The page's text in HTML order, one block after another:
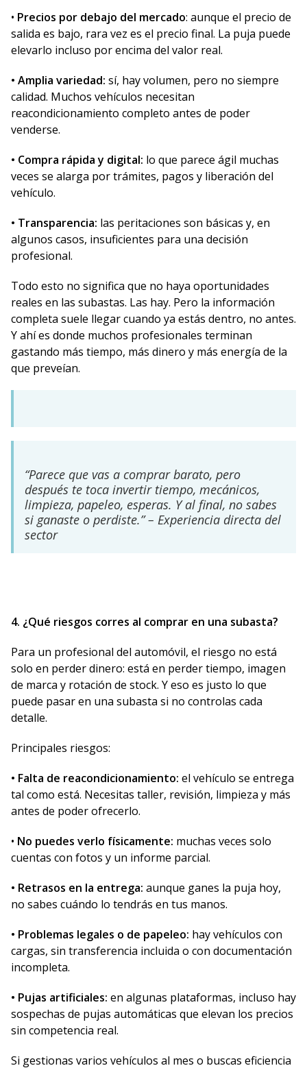
• Precios por debajo del mercado: aunque el precio de
salida es bajo, rara vez es el precio final. La puja puede
elevarlo incluso por encima del valor real.
• Amplia variedad: sí, hay volumen, pero no siempre
calidad. Muchos vehículos necesitan
reacondicionamiento completo antes de poder
venderse.
• Compra rápida y digital: lo que parece ágil muchas
veces se alarga por trámites, pagos y liberación del
vehículo.
• Transparencia: las peritaciones son básicas y, en
algunos casos, insuficientes para una decisión
profesional.
Todo esto no significa que no haya oportunidades
reales en las subastas. Las hay. Pero la información
completa suele llegar cuando ya estás dentro, no antes.
Y ahí es donde muchos profesionales terminan
gastando más tiempo, más dinero y más energía de la
que preveían.
“Parece que vas a comprar barato, pero
después te toca invertir tiempo, mecánicos,
limpieza, papeleo, esperas. Y al final, no sabes
si ganaste o perdiste.” – Experiencia directa del
sector
4. ¿Qué riesgos corres al comprar en una subasta?
Para un profesional del automóvil, el riesgo no está
solo en perder dinero: está en perder tiempo, imagen
de marca y rotación de stock. Y eso es justo lo que
puede pasar en una subasta si no controlas cada
detalle.
Principales riesgos:
• Falta de reacondicionamiento: el vehículo se entrega
tal como está. Necesitas taller, revisión, limpieza y más
antes de poder ofrecerlo.
• No puedes verlo físicamente: muchas veces solo
cuentas con fotos y un informe parcial.
• Retrasos en la entrega: aunque ganes la puja hoy,
no sabes cuándo lo tendrás en tus manos.
• Problemas legales o de papeleo: hay vehículos con
cargas, sin transferencia incluida o con documentación
incompleta.
• Pujas artificiales: en algunas plataformas, incluso hay
sospechas de pujas automáticas que elevan los precios
sin competencia real.
Si gestionas varios vehículos al mes o buscas eficiencia